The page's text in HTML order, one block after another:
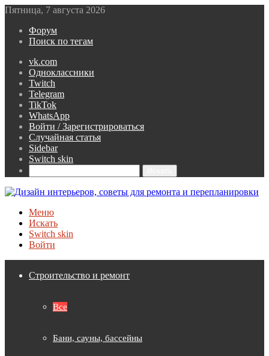
Пятница, 7 августа 2026
Форум
Поиск по тегам
vk.com
Одноклассники
Twitch
Telegram
TikTok
WhatsApp
Войти / Зарегистрироваться
Случайная статья
Sidebar
Switch skin
Меню
Искать
Switch skin
Войти
Строительство и ремонт
Все
Бани, сауны, бассейны